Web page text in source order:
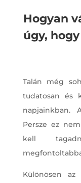
Hogyan
úgy,
Talán még
tudatosan és
napjainkban.
Persze ez
kell
Különösen